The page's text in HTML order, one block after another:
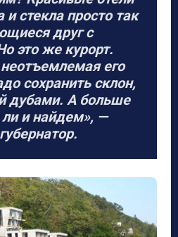
и стекла просто так
друг с
это же курорт.
его
сохранить склон,
дубами. А больше
и найдем», —